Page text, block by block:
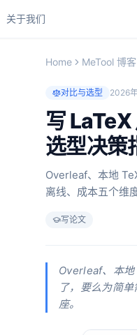
关于我们
Home MeTool 博客
对比与选型 2026
写
选型决策
Overleaf、本地
离线、成本五个维
写论文
Overleaf、本地
了，要么为简
座。